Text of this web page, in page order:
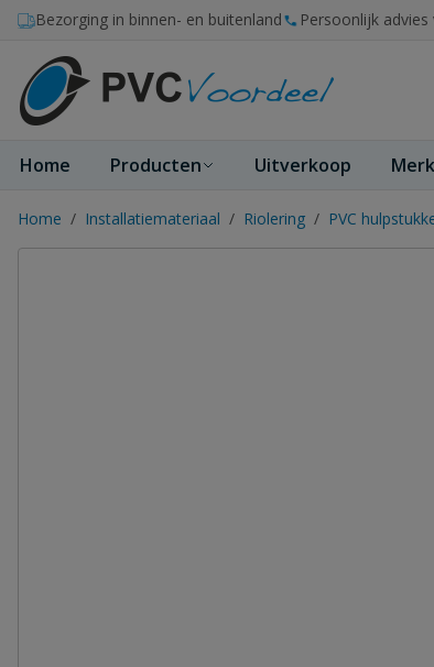
Ga naar de inhoud
Bezorging in binnen- en buitenland Persoonlijk
Home Producten Uitverkoop
Home / Installatiemateriaal / Riolering / PVC